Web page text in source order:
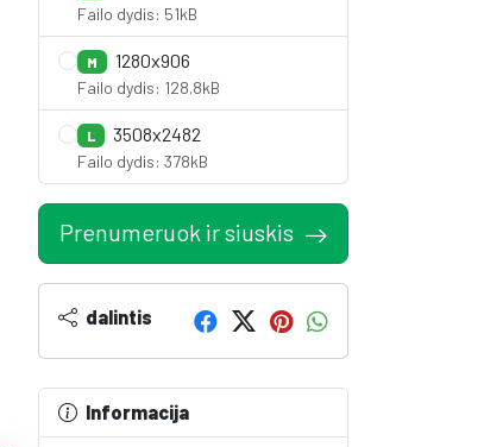
Failo dydis: 51kB
M 1280x906
Failo dydis: 128.8kB
L 3508x2482
Failo dydis: 378kB
Prenumeruok ir siuskis
dalintis
Informacija